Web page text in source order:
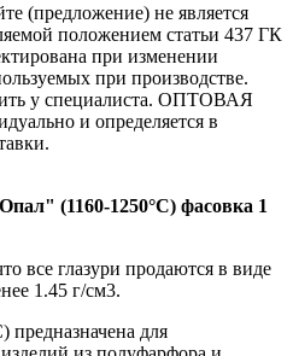
(предложение) не является
положением статьи 437 ГК
при изменении
при производстве.
у специалиста. ОПТОВАЯ
и определяется в
(1160-1250°С) фасовка 1
все глазури продаются в виде
1.45 г/см3.
предназначена для